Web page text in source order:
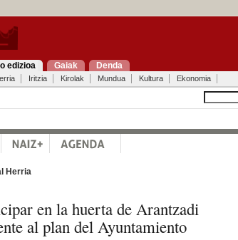
edizioa Gaiak Denda
Iritzia Kirolak Mundua Kultura Ekonomia
Herria
en la huerta de Arantzadi
al plan del Ayuntamiento